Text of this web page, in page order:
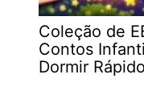
Coleção de
Contos
Dormir Rápido